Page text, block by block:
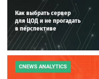
Как выбрать сервер
для ЦОД и не прогадать
в перспективе
CNEWS ANALYTICS